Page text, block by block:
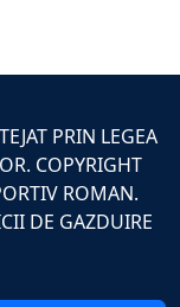
PRIN LEGEA
COPYRIGHT
ROMAN.
DE GAZDUIRE